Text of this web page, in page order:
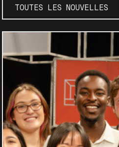
TOUTES LES NOUVELLES